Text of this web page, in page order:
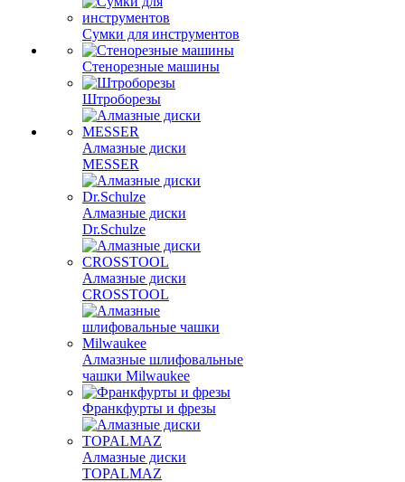
Сумки для инструментов
Стенорезные машины
Штроборезы
Алмазные диски
MESSER
Алмазные диски
Dr.Schulze
Алмазные диски
CROSSTOOL
Алмазные шлифовальные
чашки Milwaukee
Франкфурты и фрезы
Алмазные диски
TOPALMAZ